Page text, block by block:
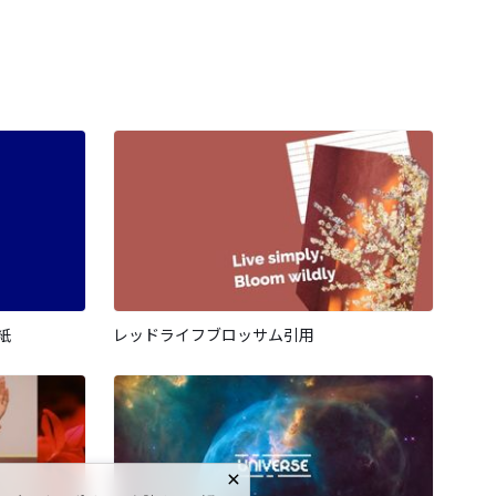
レッドライフブロッサム引用